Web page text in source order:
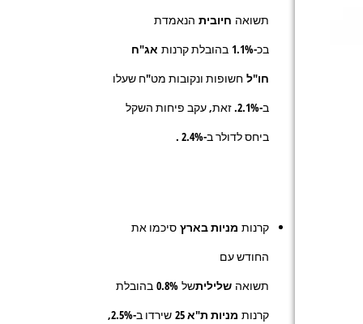
תשואה חיובית הנאמדת
בכ-1.1% בהובלת קרנות אג"ח
חו"ל חשופות ונקובות מט"ח שעלו
ב-2.1%. זאת, עקב פיחות השקל
ביחס לדולר ב-2.4% .
קרנות מניות בארץ סיכמו את
החודש עם
תשואה שליליתשל 0.8% בהובלת
קרנות מניות ת"א 25 שירדו ב-2.5%
,